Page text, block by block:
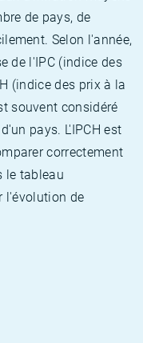
de pays, de
Selon l'année,
de l'IPC (indice des
(indice des prix à la
souvent considéré
pays. L'IPCH est
correctement
le tableau
l'évolution de